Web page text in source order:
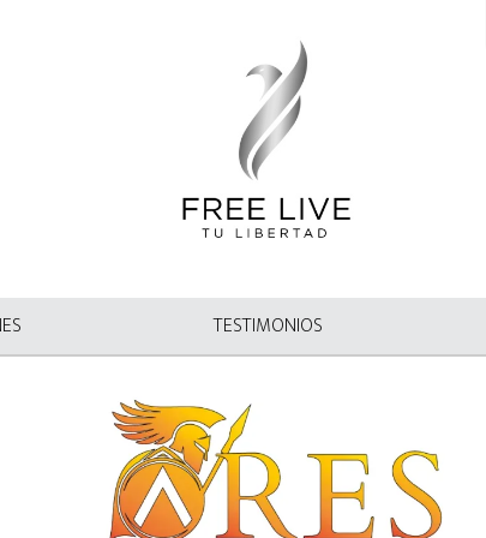
TESTIMONIOS